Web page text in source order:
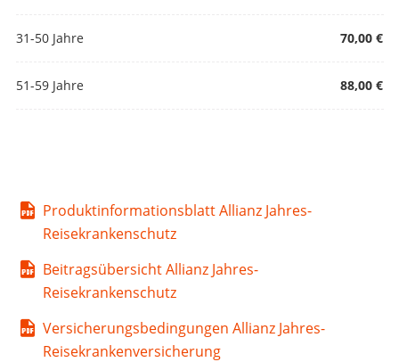
31-50 Jahre 70,00 €
51-59 Jahre 88,00 €
Produktinformationsblatt Allianz Jahres-
Reisekrankenschutz
Beitragsübersicht Allianz Jahres-
Reisekrankenschutz
Versicherungsbedingungen Allianz Jahres-
Reisekrankenversicherung